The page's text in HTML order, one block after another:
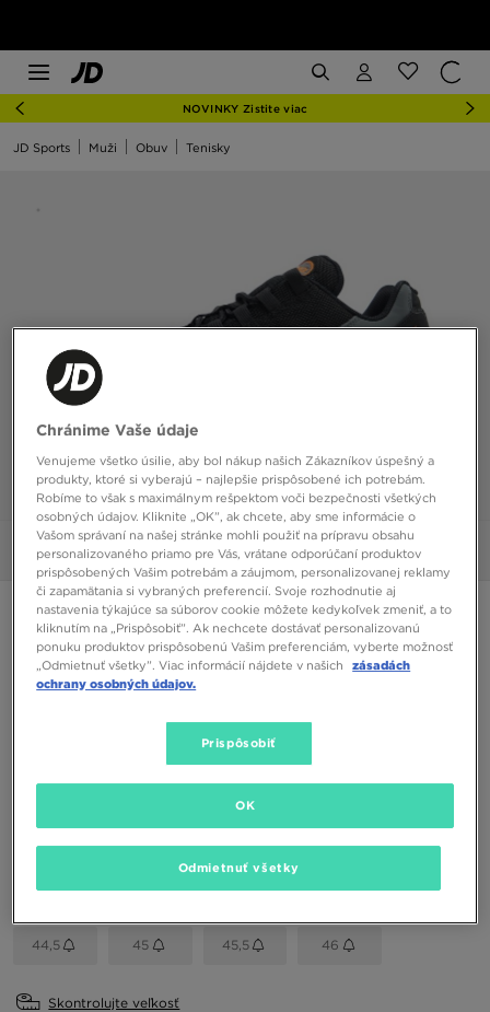
NOVINKY Zistite viac
JD Sports Muži Obuv Tenisky
Obrázky 360°
NIKE AIR MAX 95
130,00 €
41 42 42,5 43 44
44,5 45 45,5 46
Skontrolujte veľkosť
Chránime Vaše údaje
Venujeme všetko úsilie, aby bol nákup našich Zákazníkov úspešný a
produkty, ktoré si vyberajú – najlepšie prispôsobené ich potrebám.
Robíme to však s maximálnym rešpektom voči bezpečnosti všetkých
osobných údajov. Kliknite „OK”, ak chcete, aby sme informácie o
Vašom správaní na našej stránke mohli použiť na prípravu obsahu
personalizovaného priamo pre Vás, vrátane odporúčaní produktov
prispôsobených Vašim potrebám a záujmom, personalizovanej reklamy
či zapamätania si vybraných preferencií. Svoje rozhodnutie aj
nastavenia týkajúce sa súborov cookie môžete kedykoľvek zmeniť, a to
kliknutím na „Prispôsobiť”. Ak nechcete dostávať personalizovanú
ponuku produktov prispôsobenú Vašim preferenciám, vyberte možnosť
„Odmietnuť všetky”. Viac informácií nájdete v našich
zásadách
ochrany osobných údajov.
Prispôsobiť
Odmietnuť všetky
OK